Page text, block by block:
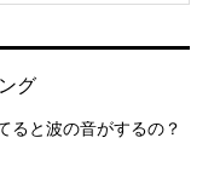
グ
ると波の音がするの？